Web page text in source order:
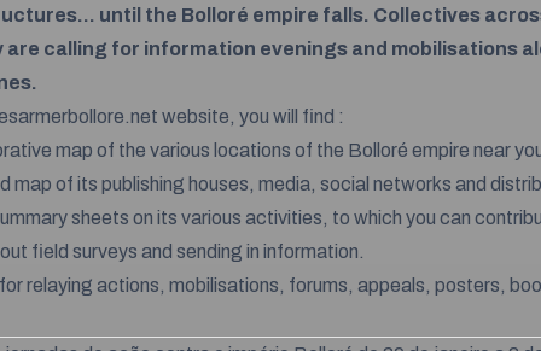
until the Bolloré empire falls. Collectives
calling for information evenings and mobilisations
website, you will find :
map of the various locations of the Bolloré empire near
map of its publishing houses, media, social networks and
sheets on its various activities, to which you can
field surveys and sending in information.
relaying actions, mobilisations, forums, appeals, posters,